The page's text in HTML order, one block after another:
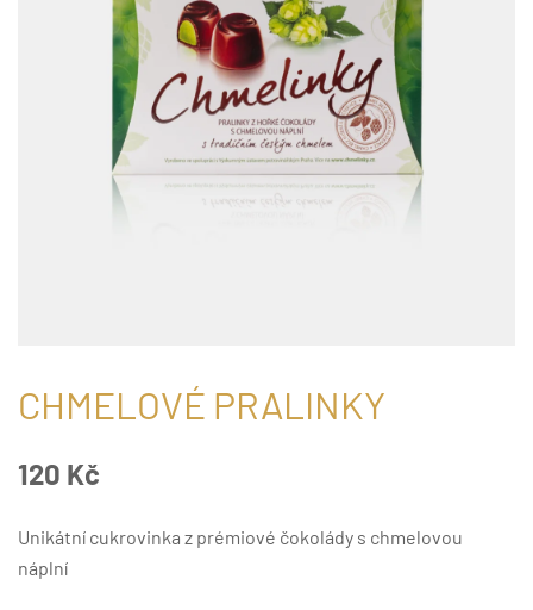
CHMELOVÉ PRALINKY
120 Kč
Unikátní cukrovinka z prémiové čokolády s chmelovou
náplní